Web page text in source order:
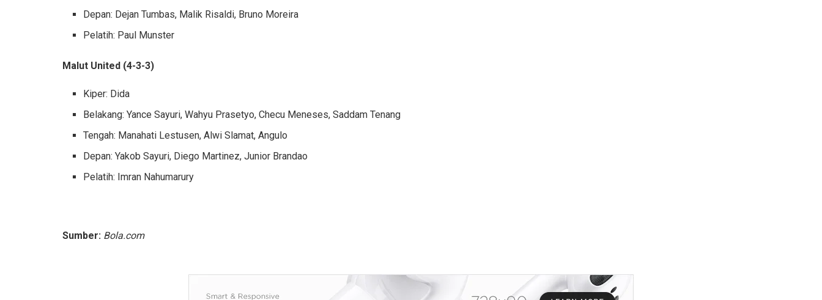
Depan: Dejan Tumbas, Malik Risaldi, Bruno Moreira
Pelatih: Paul Munster
Malut United (4-3-3)
Kiper: Dida
Belakang: Yance Sayuri, Wahyu Prasetyo, Checu Meneses, Saddam Tenang
Tengah: Manahati Lestusen, Alwi Slamat, Angulo
Depan: Yakob Sayuri, Diego Martinez, Junior Brandao
Pelatih: Imran Nahumarury
Sumber: Bola.com